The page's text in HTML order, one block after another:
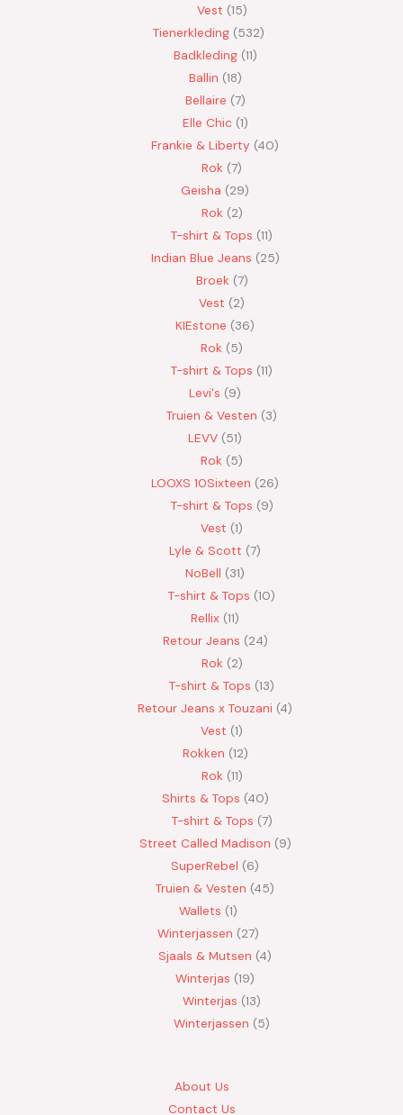
Vest 15
Tienerkleding 532
Badkleding 11
Ballin 18
Bellaire 7
Elle Chic 1
Frankie & Liberty 40
Rok 7
Geisha
29
Rok 2
T-shirt & Tops 11
Indian Blue Jeans 25
Broek 7
Vest
2
KIEstone
36
Rok 5
T-shirt & Tops 11
Levi's
9
Truien & Vesten
3
LEVV 51
Rok 5
LOOXS 10Sixteen
26
T-shirt & Tops 9
Vest 1
Lyle & Scott 7
NoBell
31
T-shirt & Tops 10
Rellix 11
Retour Jeans 24
Rok 2
T-shirt & Tops 13
Retour Jeans x Touzani 4
Vest 1
Rokken 12
Rok 11
Shirts & Tops 40
T-shirt & Tops 7
Street Called Madison 9
SuperRebel
6
Truien & Vesten 45
Wallets 1
Winterjassen
27
Sjaals & Mutsen 4
Winterjas 19
Winterjas 13
Winterjassen
5
About Us
Contact Us